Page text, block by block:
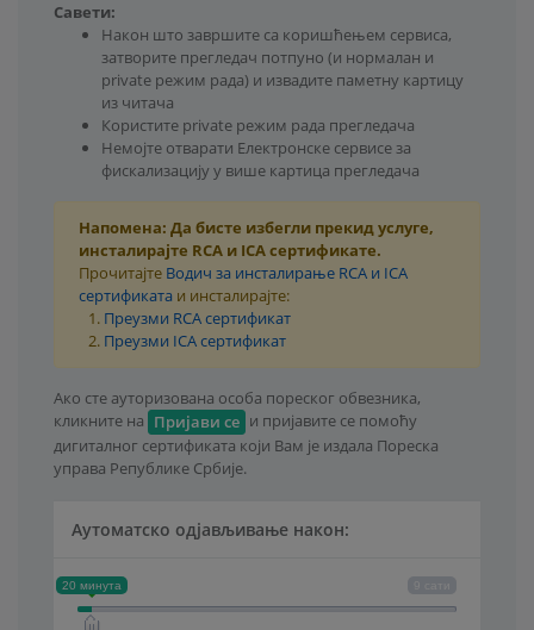
Савети:
Након што завршите са коришћењем сервиса,
затворите прегледач потпуно (и нормалан и
private режим рада) и извадите паметну картицу
из читача
Користите private режим рада прегледача
Немојте отварати Електронске сервисе за
фискализацију у више картица прегледача
Напомена: Да бисте избегли прекид услуге,
инсталирајте RCA и ICA сертификате.
Прочитајте Водич за инсталирање RCA и ICA
сертификата и инсталирајте:
1. Преузми RCA сертификат
2. Преузми ICA сертификат
Ако сте ауторизована особа пореског обвезника,
кликните на Пријави се и пријавите се помоћу
дигиталног сертификата који Вам је издала Пореска
управа Републике Србије.
Аутоматско одјављивање након:
20 минута